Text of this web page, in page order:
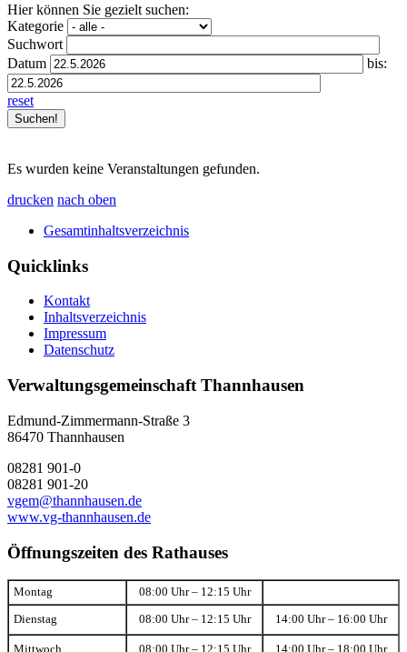
Hier können Sie gezielt suchen:
Kategorie
Suchwort
Datum
bis:
reset
Es wurden keine Veranstaltungen gefunden.
drucken nach oben
Gesamtinhaltsverzeichnis
Quicklinks
Kontakt
Inhaltsverzeichnis
Impressum
Datenschutz
Verwaltungsgemeinschaft Thannhausen
Edmund-Zimmermann-Straße 3
86470 Thannhausen
08281 901-0
08281 901-20
vgem@thannhausen.de
www.vg-thannhausen.de
Öffnungszeiten des Rathauses
Montag 08:00 Uhr – 12:15 Uhr
Dienstag 08:00 Uhr – 12:15 Uhr 14:00 Uhr – 16:00 Uhr